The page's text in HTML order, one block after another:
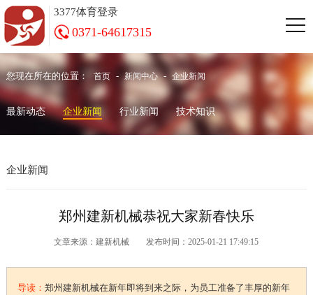
3377体育登录
0371-64617315
您现在所在的位置： 首页 - 新闻中心 - 企业新闻
最新动态 企业新闻 行业新闻 技术知识
企业新闻
郑州建新机械恭祝大家新春快乐
文章来源：建新机械 发布时间：2025-01-21 17:49:15
导读： 郑州建新机械在新年即将到来之际，为员工准备了丰厚的新年